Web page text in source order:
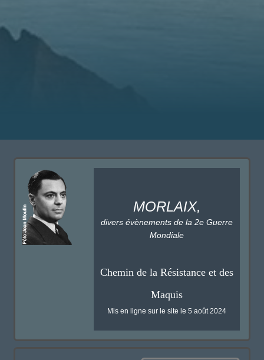
MORLAIX,
divers évènements de la 2e Guerre
Mondiale
Chemin de la Résistance et des
Maquis
Mis en ligne sur le site le 5 août 2024